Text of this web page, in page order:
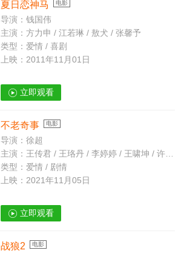
夏日恋神马 电影
导演：钱国伟
主演：方力申 / 江若琳 / 敖犬 / 张馨予
类型：爱情 / 喜剧
上映：2011年11月01日
立即观看
不老奇事 电影
导演：徐超
类型：爱情 / 剧情
上映：2021年11月05日
立即观看
战狼2 电影